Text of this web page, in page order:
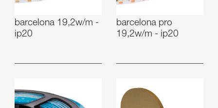
barcelona 19,2w/m -
ip20
barcelona pro
19,2w/m - ip20